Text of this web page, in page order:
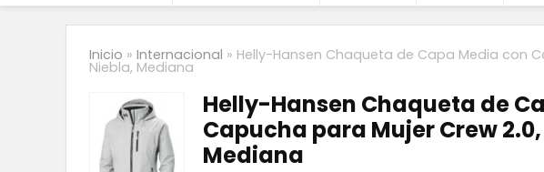
Inicio » Internacional » Helly-Hansen Chaqueta de Capa Media con
Niebla, Mediana
Helly-Hansen Chaqueta de
Capucha para Mujer Crew
Mediana